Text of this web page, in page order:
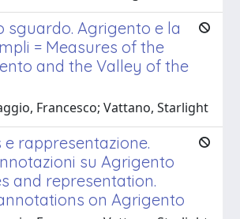
sguardo. Agrigento e la
= Measures of the
and the Valley of the
Francesco; Vattano, Starlight
e rappresentazione.
su Agrigento
and representation.
on Agrigento